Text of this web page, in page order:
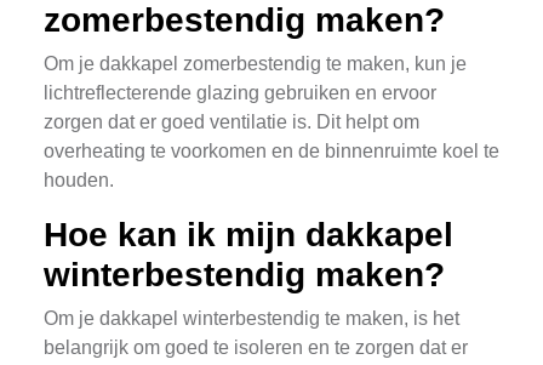
zomerbestendig maken?
Om je dakkapel zomerbestendig te maken, kun je
lichtreflecterende glazing gebruiken en ervoor
zorgen dat er goed ventilatie is. Dit helpt om
overheating te voorkomen en de binnenruimte koel te
houden.
Hoe kan ik mijn dakkapel
winterbestendig maken?
Om je dakkapel winterbestendig te maken, is het
belangrijk om goed te isoleren en te zorgen dat er